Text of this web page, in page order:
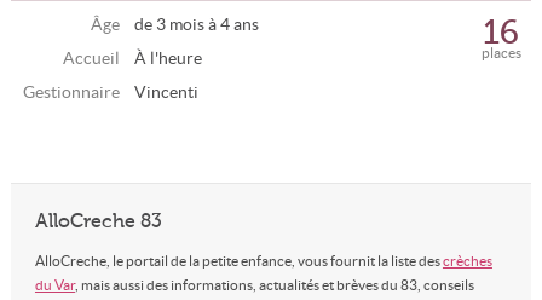
Âge
de 3 mois à 4 ans
Accueil
À l'heure
Gestionnaire
Vincenti
places
16
AlloCreche 83
AlloCreche, le portail de la petite enfance, vous fournit la liste descrèches
du Var, mais aussi des informations, actualités et brèves du 83, conseils